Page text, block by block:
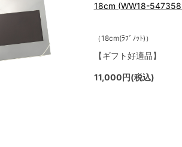
18cm (WW18-
（18cm(ﾗﾌﾞﾉｯﾄ)）
【ギフト好適品】
11,000円(税込)